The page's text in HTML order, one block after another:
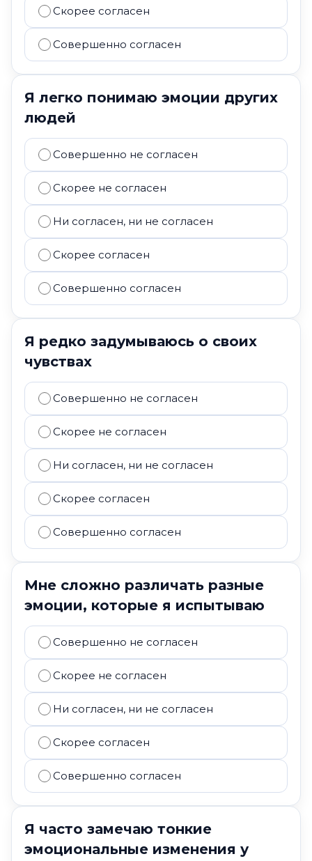
Скорее согласен
Совершенно согласен
Я легко понимаю эмоции других
людей
Совершенно не согласен
Скорее не согласен
Ни согласен, ни не согласен
Скорее согласен
Совершенно согласен
Я редко задумываюсь о своих
чувствах
Совершенно не согласен
Скорее не согласен
Ни согласен, ни не согласен
Скорее согласен
Совершенно согласен
Мне сложно различать разные
эмоции, которые я испытываю
Совершенно не согласен
Скорее не согласен
Ни согласен, ни не согласен
Скорее согласен
Совершенно согласен
Я часто замечаю тонкие
эмоциональные изменения у